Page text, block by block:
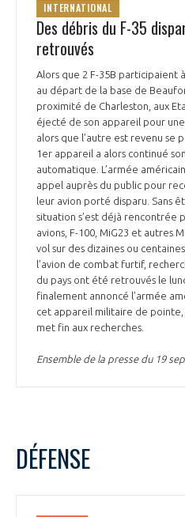
INTERNATIONAL
Des débris du F-35
retrouvés
Alors que 2 F-35B participaient
au départ de la base de
proximité de Charleston, aux
éjecté de son appareil pour
alors que l’autre est revenu se
1er appareil a alors continué
automatique. L’armée
appel auprès du public pour
leur avion porté disparu. Sans
situation s’est déjà rencontrée
avions, F-100, MiG23 et autres
vol sur des dizaines ou
l’avion de combat furtif,
du pays ont été retrouvés le
finalement annoncé l’armée
cet appareil militaire de pointe,
met fin aux recherches.
Ensemble de la presse du 19
DÉFENSE